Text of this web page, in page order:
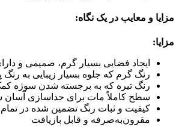
مزایا و معایب در یک نگاه:
مزایا:
ایجاد فضایی بسیار گرم، صمیمی و
رنگ گرم که جلوه بسیار زیبایی به
رنگ تیره که به برجسته شدن سوژه
سطح کاملاً مات برای جداسازی آسان
کیفیت و ثبات رنگ تضمین شده در
مقرون‌به‌صرفه و قابل بازیافت